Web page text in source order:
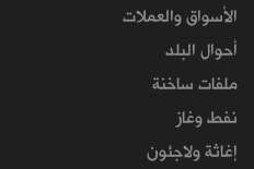
الأسواق والعملات
أحوال البلد
ملفات ساخنة
نفط وغاز
إغاثة ولاجئون